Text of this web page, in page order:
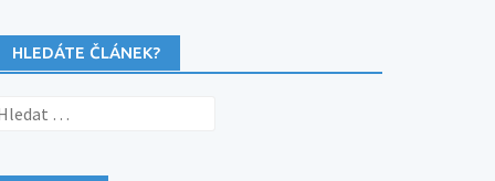
HLEDÁTE ČLÁNEK?